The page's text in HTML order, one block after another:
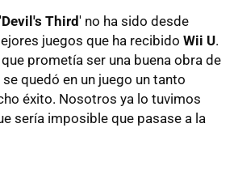
Devil's Third' no ha sido desde
juegos que ha recibido Wii U.
prometía ser una buena obra de
se quedó en un juego un tanto
éxito. Nosotros ya lo tuvimos
sería imposible que pasase a la